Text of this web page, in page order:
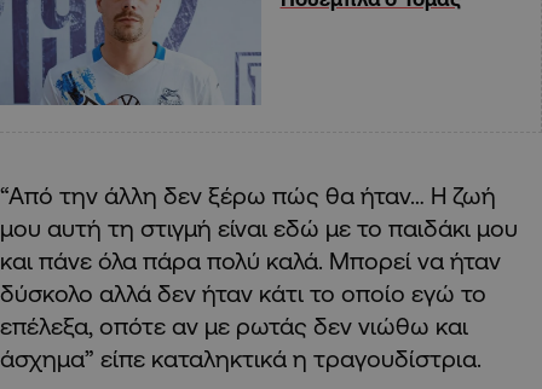
“Από την άλλη δεν ξέρω πώς θα ήταν… Η ζωή
μου αυτή τη στιγμή είναι εδώ με το παιδάκι μου
και πάνε όλα πάρα πολύ καλά. Μπορεί να ήταν
δύσκολο αλλά δεν ήταν κάτι το οποίο εγώ το
επέλεξα, οπότε αν με ρωτάς δεν νιώθω και
άσχημα” είπε καταληκτικά η τραγουδίστρια.